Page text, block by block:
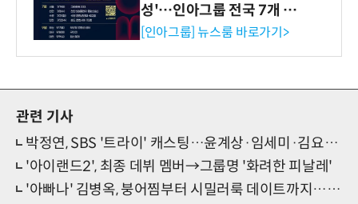
성'…인아그룹 전국 7개 도
시 세미나 페어 개최
[인아그룹] 뉴스룸 바로가기>
관련 기사
박정연, SBS '트라이' 캐스팅…윤계상·임세미·김요한과 호흡
'아이랜드2', 최종 데뷔 멤버→그룹명 '화려한 피날레'
'아빠나' 김병옥, 붕어찜부터 시밀러룩 데이트까지…'노력형 아빠'